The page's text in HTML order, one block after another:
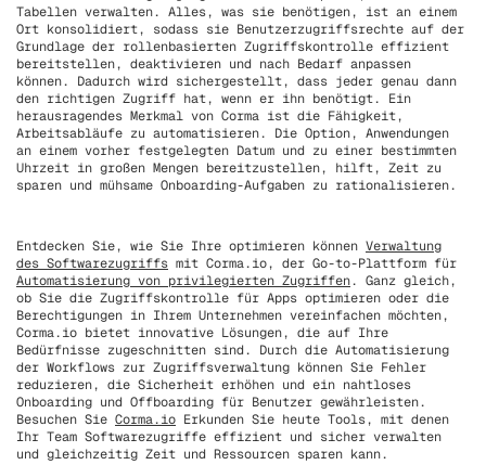
Tabellen verwalten. Alles, was sie benötigen, ist an einem
Ort konsolidiert, sodass sie Benutzerzugriffsrechte auf der
Grundlage der rollenbasierten Zugriffskontrolle effizient
bereitstellen, deaktivieren und nach Bedarf anpassen
können. Dadurch wird sichergestellt, dass jeder genau dann
den richtigen Zugriff hat, wenn er ihn benötigt. Ein
herausragendes Merkmal von Corma ist die Fähigkeit,
Arbeitsabläufe zu automatisieren. Die Option, Anwendungen
an einem vorher festgelegten Datum und zu einer bestimmten
Uhrzeit in großen Mengen bereitzustellen, hilft, Zeit zu
sparen und mühsame Onboarding-Aufgaben zu rationalisieren.
Entdecken Sie, wie Sie Ihre optimieren können Verwaltung
des Softwarezugriffs mit Corma.io, der Go-to-Plattform für
Automatisierung von privilegierten Zugriffen. Ganz gleich,
ob Sie die Zugriffskontrolle für Apps optimieren oder die
Berechtigungen in Ihrem Unternehmen vereinfachen möchten,
Corma.io bietet innovative Lösungen, die auf Ihre
Bedürfnisse zugeschnitten sind. Durch die Automatisierung
der Workflows zur Zugriffsverwaltung können Sie Fehler
reduzieren, die Sicherheit erhöhen und ein nahtloses
Onboarding und Offboarding für Benutzer gewährleisten.
Besuchen Sie Corma.io Erkunden Sie heute Tools, mit denen
Ihr Team Softwarezugriffe effizient und sicher verwalten
und gleichzeitig Zeit und Ressourcen sparen kann.